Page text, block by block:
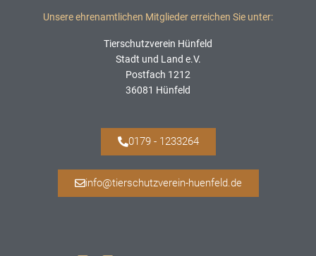
Unsere ehrenamtlichen Mitglieder erreichen Sie unter:
Tierschutzverein Hünfeld
Stadt und Land e.V.
Postfach 1212
36081 Hünfeld
0179 - 1233264
info@tierschutzverein-huenfeld.de